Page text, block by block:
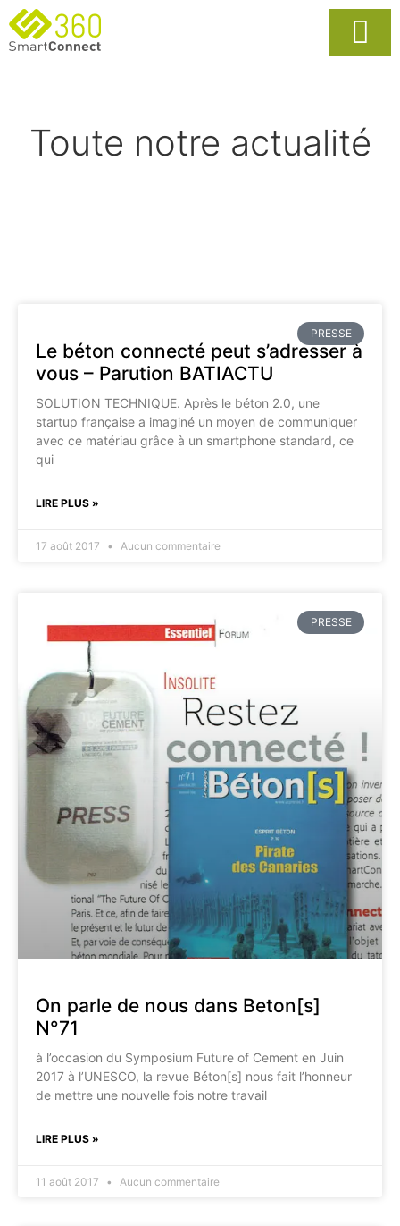
Toute notre actualité
PRESSE
Le béton connecté peut s’adresser à
vous – Parution BATIACTU
SOLUTION TECHNIQUE. Après le béton 2.0, une
startup française a imaginé un moyen de communiquer
avec ce matériau grâce à un smartphone standard, ce
qui
LIRE PLUS »
17 août 2017 Aucun commentaire
PRESSE
On parle de nous dans Beton[s]
N°71
à l’occasion du Symposium Future of Cement en Juin
2017 à l’UNESCO, la revue Béton[s] nous fait l’honneur
de mettre une nouvelle fois notre travail
LIRE PLUS »
11 août 2017 Aucun commentaire